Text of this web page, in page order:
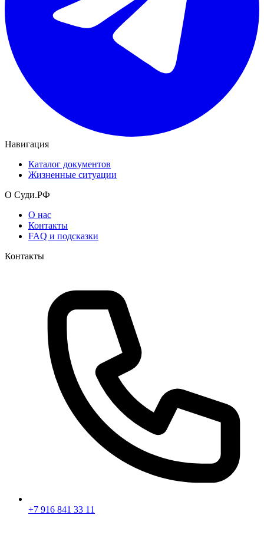
Навигация
Каталог документов
Жизненные ситуации
О Суди.РФ
О нас
Контакты
FAQ и подсказки
Контакты
+7 916 841 33 11